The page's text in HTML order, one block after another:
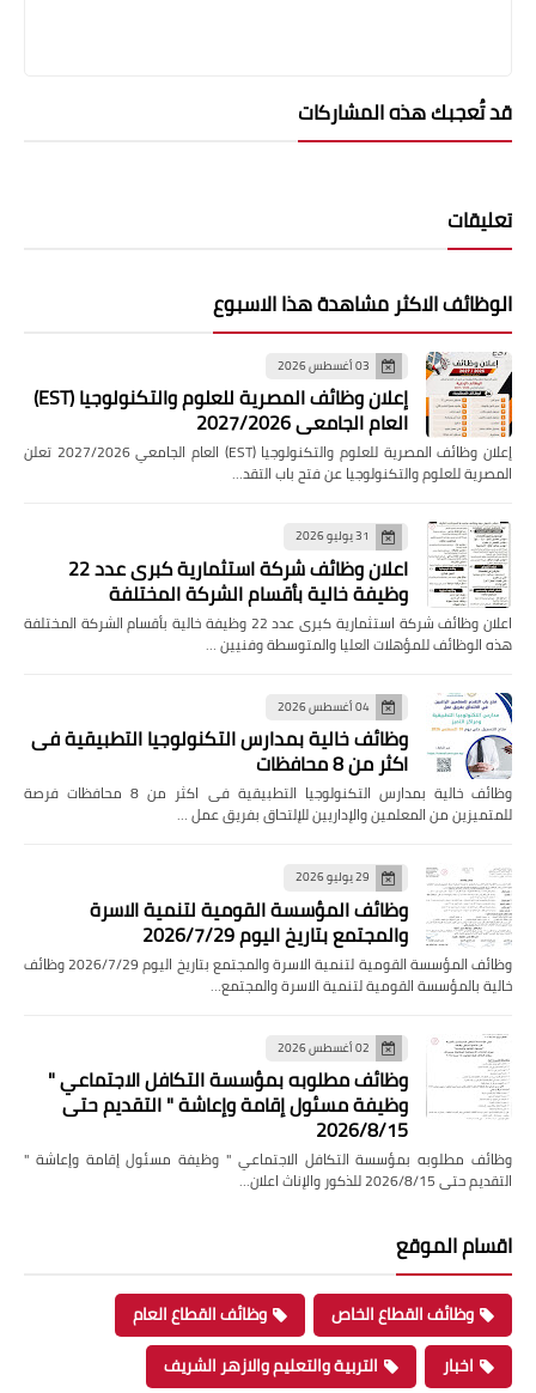
قد تُعجبك هذه المشاركات
تعليقات
الوظائف الاكثر مشاهدة هذا الاسبوع
03 أغسطس 2026
إعلان وظائف المصرية للعلوم والتكنولوجيا (EST)
العام الجامعي 2027/2026
إعلان وظائف المصرية للعلوم والتكنولوجيا (EST) العام الجامعي 2027/2026 تعلن
المصرية للعلوم والتكنولوجيا عن فتح باب التقد…
31 يوليو 2026
اعلان وظائف شركة استثمارية كبرى عدد 22
وظيفة خالية بأقسام الشركة المختلفة
اعلان وظائف شركة استثمارية كبرى عدد 22 وظيفة خالية بأقسام الشركة المختلفة
هذه الوظائف للمؤهلات العليا والمتوسطة وفنيين …
04 أغسطس 2026
وظائف خالية بمدارس التكنولوجيا التطبيقية فى
اكثر من 8 محافظات
وظائف خالية بمدارس التكنولوجيا التطبيقية فى اكثر من 8 محافظات فرصة
للمتميزين من المعلمين والإداريين للإلتحاق بفريق عمل …
29 يوليو 2026
وظائف المؤسسة القومية لتنمية الاسرة
والمجتمع بتاريخ اليوم 2026/7/29
وظائف المؤسسة القومية لتنمية الاسرة والمجتمع بتاريخ اليوم 2026/7/29 وظائف
خالية بالمؤسسة القومية لتنمية الاسرة والمجتمع…
02 أغسطس 2026
وظائف مطلوبه بمؤسسة التكافل الاجتماعي "
وظيفة مسئول إقامة وإعاشة " التقديم حتى
2026/8/15
وظائف مطلوبه بمؤسسة التكافل الاجتماعي " وظيفة مسئول إقامة وإعاشة "
التقديم حتى 2026/8/15 للذكور والإناث اعلان…
اقسام الموقع
وظائف القطاع الخاص
وظائف القطاع العام
اخبار
التربية والتعليم والازهر الشريف